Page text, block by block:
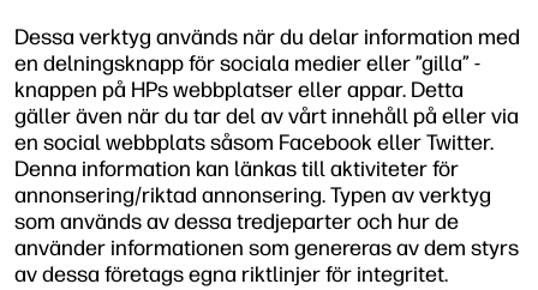
Dessa verktyg används när du delar information med
en delningsknapp för sociala medier eller ”gilla” -
knappen på HPs webbplatser eller appar. Detta
gäller även när du tar del av vårt innehåll på eller via
en social webbplats såsom Facebook eller Twitter.
Denna information kan länkas till aktiviteter för
annonsering/riktad annonsering. Typen av verktyg
som används av dessa tredjeparter och hur de
använder informationen som genereras av dem styrs
av dessa företags egna riktlinjer för integritet.